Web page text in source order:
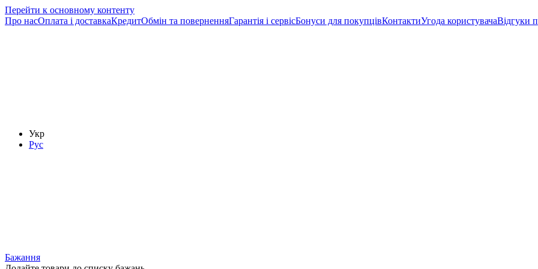
Перейти к основному контенту
Про насОплата і доставкаКредитОбмін та поверненняГарантія і сервісБонуси для покупцівКонтактиУгода користувачаВідгуки
Укр
Рус
Бажання